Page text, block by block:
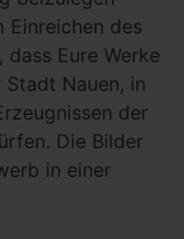
Einreichen des
Eure Werke
Nauen, in
der
Die Bilder
in einer